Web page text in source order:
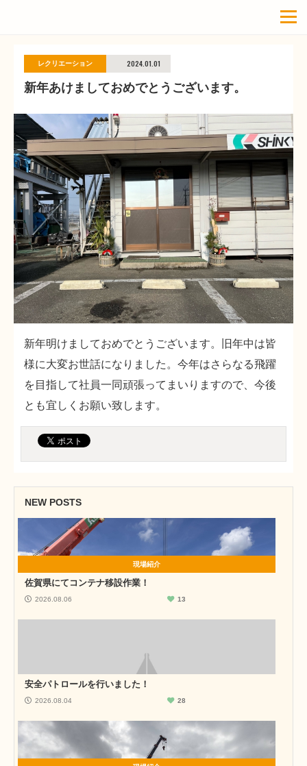
レクリエーション 2024.01.01
新年あけましておめでとうございます。
新年明けましておめでとうございます。旧年中は皆
様に大変お世話になりました。今年はさらなる飛躍
を目指して社員一同頑張ってまいりますので、今後
とも宜しくお願い致します。
NEW POSTS
現場紹介
佐賀県にてコンテナ移設作業！
2026.08.06 13
安全パトロールを行いました！
2026.08.04 28